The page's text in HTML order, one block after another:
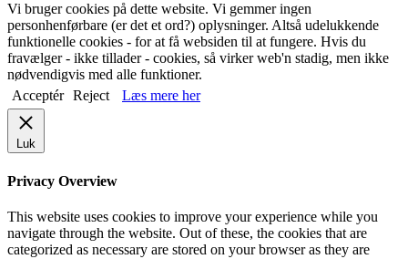
Vi bruger cookies på dette website. Vi gemmer ingen
personhenførbare (er det et ord?) oplysninger. Altså udelukkende
funktionelle cookies - for at få websiden til at fungere. Hvis du
fravælger - ikke tillader - cookies, så virker web'n stadig, men ikke
nødvendigvis med alle funktioner.
Acceptér Reject Læs mere her
Luk
Privacy Overview
This website uses cookies to improve your experience while you
navigate through the website. Out of these, the cookies that are
categorized as necessary are stored on your browser as they are